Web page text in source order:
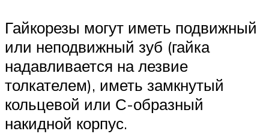
Гайкорезы могут иметь подвижный
или неподвижный зуб (гайка
надавливается на лезвие
толкателем), иметь замкнутый
кольцевой или С-образный
накидной корпус.